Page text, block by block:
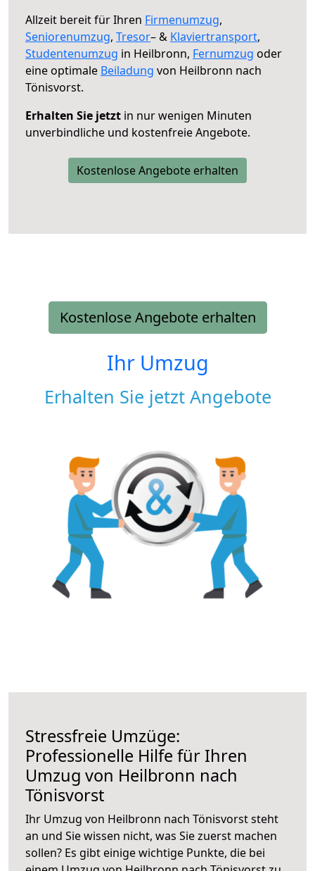
Allzeit bereit für Ihren Firmenumzug,
Seniorenumzug, Tresor– & Klaviertransport,
Studentenumzug in Heilbronn, Fernumzug oder
eine optimale Beiladung von Heilbronn nach
Tönisvorst.
Erhalten Sie jetzt in nur wenigen Minuten
unverbindliche und kostenfreie Angebote.
Kostenlose Angebote erhalten
Kostenlose Angebote erhalten
Ihr Umzug
Erhalten Sie jetzt Angebote
Stressfreie Umzüge:
Professionelle Hilfe für Ihren
Umzug von Heilbronn nach
Tönisvorst
Ihr Umzug von Heilbronn nach Tönisvorst steht
an und Sie wissen nicht, was Sie zuerst machen
sollen? Es gibt einige wichtige Punkte, die bei